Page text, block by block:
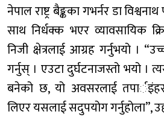
नेपाल राष्ट्र बैङ्कका गभर्नर डा
साथ निर्धक्क भएर व्यावसायिक
निजी क्षेत्रलाई आग्रह गर्नुभयो ।
गर्नुस् । एउटा दुर्घटनाजस्तो भयो ।
बनेको छ, यो अवसरलाई
लिएर यसलाई सदुपयोग गर्नुहोला”,